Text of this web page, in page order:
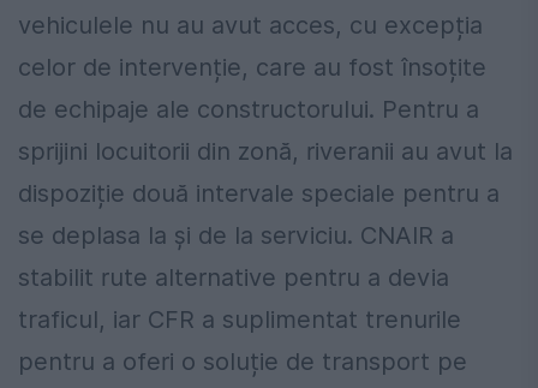
vehiculele nu au avut acces, cu excepția
celor de intervenție, care au fost însoțite
de echipaje ale constructorului. Pentru a
sprijini locuitorii din zonă, riveranii au avut la
dispoziție două intervale speciale pentru a
se deplasa la și de la serviciu. CNAIR a
stabilit rute alternative pentru a devia
traficul, iar CFR a suplimentat trenurile
pentru a oferi o soluție de transport pe